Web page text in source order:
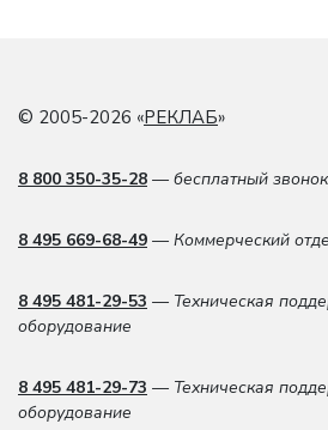
© 2005-2026 «РЕКЛАБ»
8 800 350-35-28 — бесплатный звонок
8 495 669-68-49 — Коммерческий
8 495 481-29-53 — Техническая
оборудование
8 495 481-29-73 — Техническая
оборудование